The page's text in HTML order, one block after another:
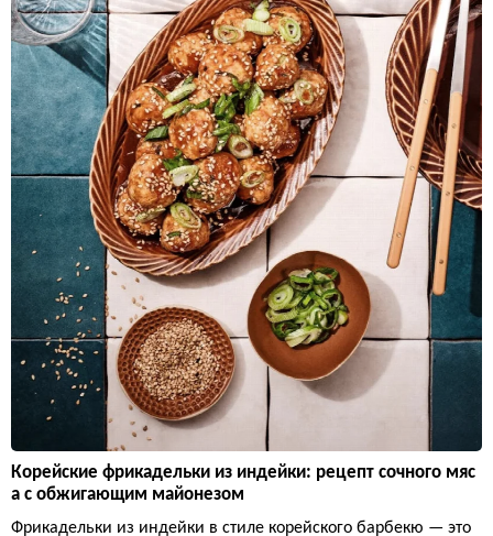
Корейские фрикадельки из индейки: рецепт сочного мяс
а с обжигающим майонезом
Фрикадельки из индейки в стиле корейского барбекю — это